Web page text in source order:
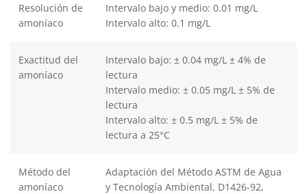
Resolución de
amoníaco
Intervalo bajo y medio: 0.01 mg/L
Intervalo alto: 0.1 mg/L
Exactitud del
amoníaco
Intervalo bajo: ± 0.04 mg/L ± 4% de
lectura
Intervalo medio: ± 0.05 mg/L ± 5% de
lectura
Intervalo alto: ± 0.5 mg/L ± 5% de
lectura a 25°C
Método del
amoníaco
Adaptación del Método ASTM de Agua
y Tecnología Ambiental, D1426-92,